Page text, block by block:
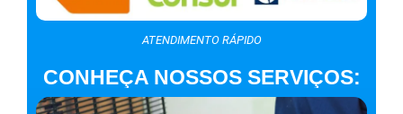
ATENDIMENTO RÁPIDO
CONHEÇA NOSSOS SERVIÇOS: